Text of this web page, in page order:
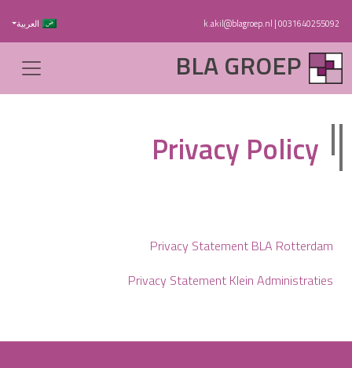
0031640255092
|
k.akil@blagroep.nl العربية
BLA GROEP
Privacy Policy
Privacy Statement BLA Rotterdam
Privacy Statement Klein Administraties